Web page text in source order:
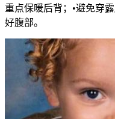
重点保暖后背；•避免穿
好腹部。